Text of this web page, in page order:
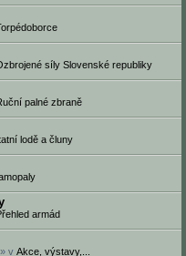
síly Slovenské republiky
palné zbraně
lodě a čluny
armád
v Akce, výstavy,...